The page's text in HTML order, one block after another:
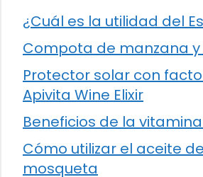
¿Cuál es la utilidad del
Compota de manzana
Protector solar con
Apivita Wine Elixir
Beneficios de la vitamina
Cómo utilizar el aceite
mosqueta